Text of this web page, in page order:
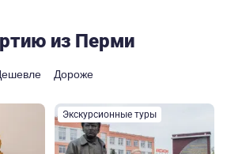
из Перми
Дороже
Экскурсионные туры